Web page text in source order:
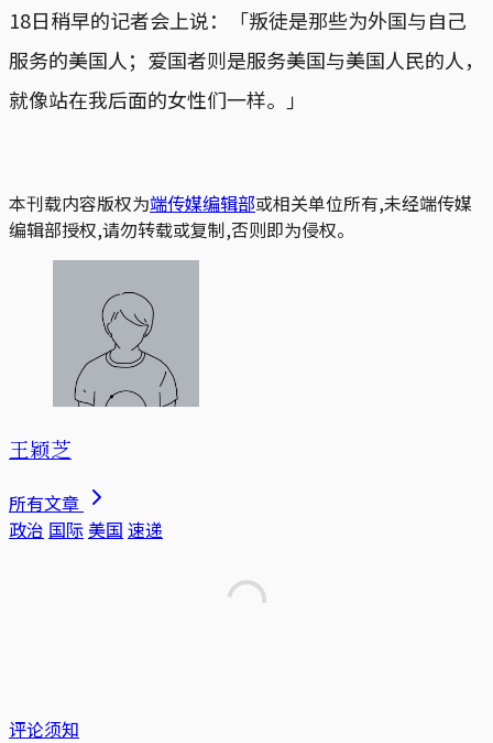
18日稍早的记者会上说：「叛徒是那些为外国与自己
服务的美国人；爱国者则是服务美国与美国人民的人，
就像站在我后面的女性们一样。」
本刊载内容版权为端传媒编辑部或相关单位所有,未经端传媒
编辑部授权,请勿转载或复制,否则即为侵权。
王颖芝
所有文章
政治 国际 美国 速递
评论须知